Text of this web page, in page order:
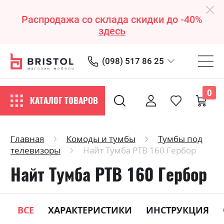
Распродажа со склада скидки до -40%
здесь
(098) 517 86 25
КАТАЛОГ ТОВАРОВ
0
Главная Комоды и тумбы
Тумбы под
телевизоры
Найт Тумба РТВ 160 Гербор
Найт Тумба РТВ 160 Гербор
ВСЕ ХАРАКТЕРИСТИКИ ИНСТРУКЦИЯ